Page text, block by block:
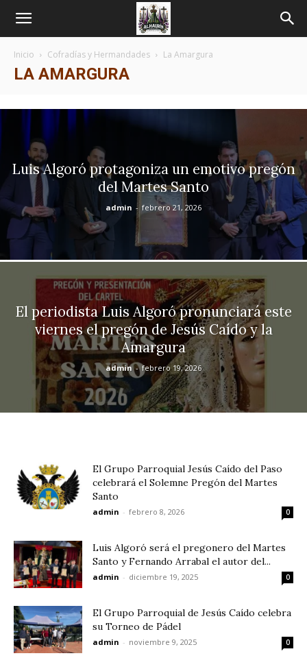
Inicio Cofradías y Hermandades La Amargura
LA AMARGURA
Luis Algoró protagoniza un emotivo pregón
del Martes Santo
admin - febrero 21, 2026
El periodista Luis Algoró pronunciará este
viernes el pregón de Jesús Caído y la
Amargura
admin - febrero 19, 2026
El Grupo Parroquial Jesús Caído del Paso
celebrará el Solemne Pregón del Martes
Santo
admin - febrero 8, 2026 0
Luis Algoró será el pregonero del Martes
Santo y Fernando Arrabal el autor del...
admin - diciembre 19, 2025 0
El Grupo Parroquial de Jesús Caído celebra
su Torneo de Pádel
admin - noviembre 9, 2025 0